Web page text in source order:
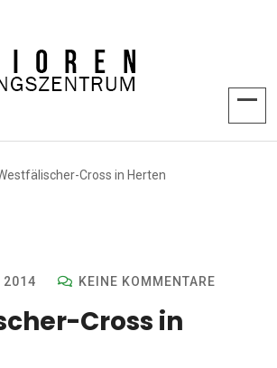
Cross in Herten
2014 KEINE KOMMENTARE
Cross in